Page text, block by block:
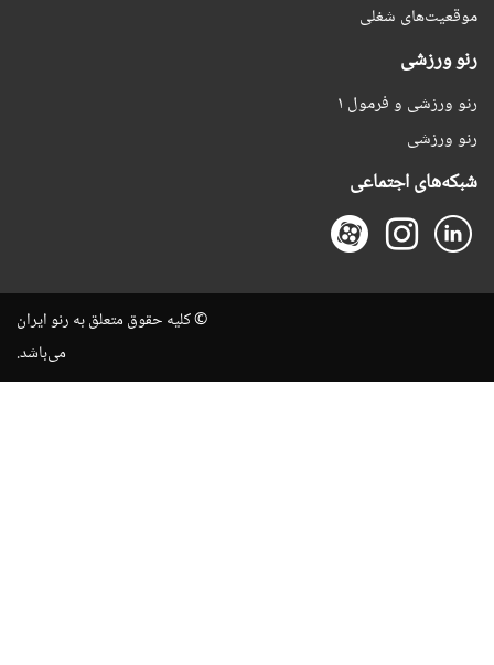
موقعیت‌های شغلی
رنو ورزشی
رنو ورزشی و فرمول ۱
رنو ورزشی
شبکه‌های اجتماعی
© کلیه حقوق متعلق به رنو ایران
می‌باشد.